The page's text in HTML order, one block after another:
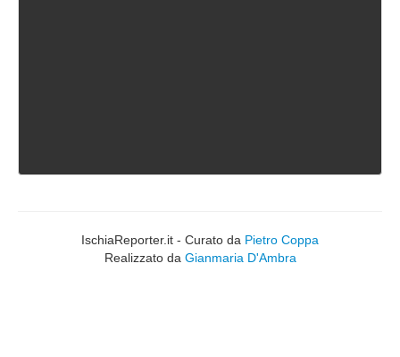
IschiaReporter.it - Curato da Pietro Coppa
Realizzato da Gianmaria D'Ambra